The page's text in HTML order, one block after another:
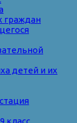
граждан
детей и их